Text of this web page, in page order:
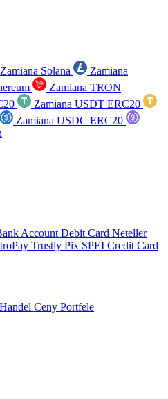
Zamiana Solana
Zamiana
Zamiana TRON
Zamiana USDT ERC20
Zamiana USDC ERC20
Account Debit Card Neteller
Trustly Pix SPEI Credit Card
Handel Ceny Portfele